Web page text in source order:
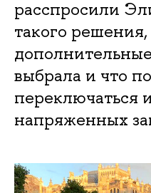
расспросили
такого
выбрала и что
переключаться
напряженных